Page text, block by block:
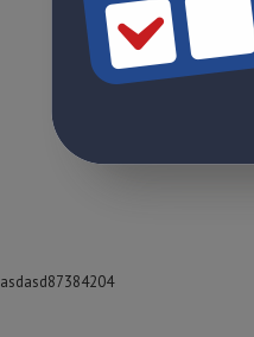
asdasd87384204